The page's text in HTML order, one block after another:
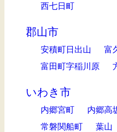
西七日町
郡山市
安積町日出山
富
富田町字稲川原
いわき市
内郷宮町 内郷高
常磐関船町
葉山